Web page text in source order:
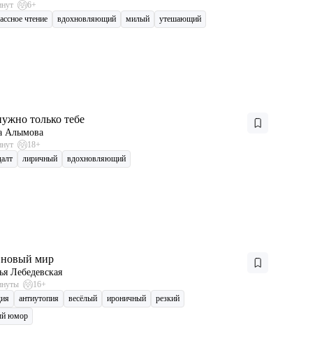
6+
чтение
вдохновляющий милый утешающий
только тебе
Алымова
18+
лиричный вдохновляющий
мир
Лебедевская
16+
антиутопия весёлый ироничный
резкий
юмор